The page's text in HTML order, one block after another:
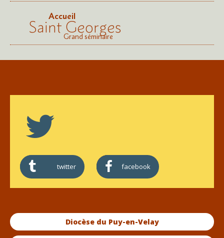
Accueil
Saint Georges
Grand séminaire
twitter facebook
Diocèse du Puy-en-Velay